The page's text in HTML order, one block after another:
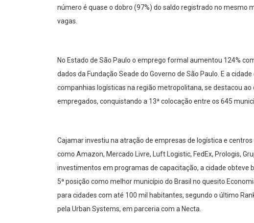
número é quase o dobro (97%) do saldo registrado no mesmo
vagas.
No Estado de São Paulo o emprego formal aumentou 124%
dados da Fundação Seade do Governo de São Paulo. E a
companhias logísticas na região metropolitana, se destacou
empregados, conquistando a 13ª colocação entre os 645
Cajamar investiu na atração de empresas de logística e
como Amazon, Mercado Livre, Luft Logistic, FedEx, Prologis,
investimentos em programas de capacitação, a cidade obteve
5ª posição como melhor município do Brasil no quesito
para cidades com até 100 mil habitantes, segundo o último
pela Urban Systems, em parceria com a Necta.